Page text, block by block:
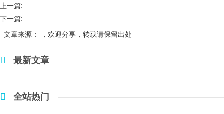
上一篇:
下一篇:
文章来源：
，欢迎分享，转载请保留出处
最新文章
全站热门